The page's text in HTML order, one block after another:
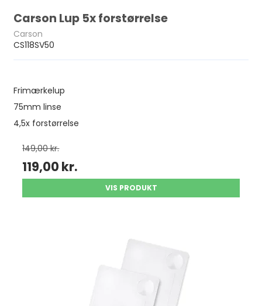
Carson Lup 5x forstørrelse
Carson
CS118SV50
Frimærkelup
75mm linse
4,5x forstørrelse
149,00 kr.
119,00 kr.
VIS PRODUKT